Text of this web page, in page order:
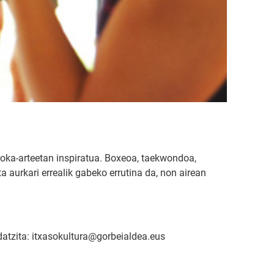
arteetan inspiratua. Boxeoa, taekwondoa,
errealik gabeko errutina da, non airean
itxasokultura@gorbeialdea.eus